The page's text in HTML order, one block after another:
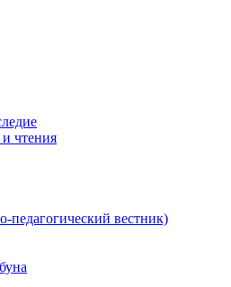
чтения
вестник)